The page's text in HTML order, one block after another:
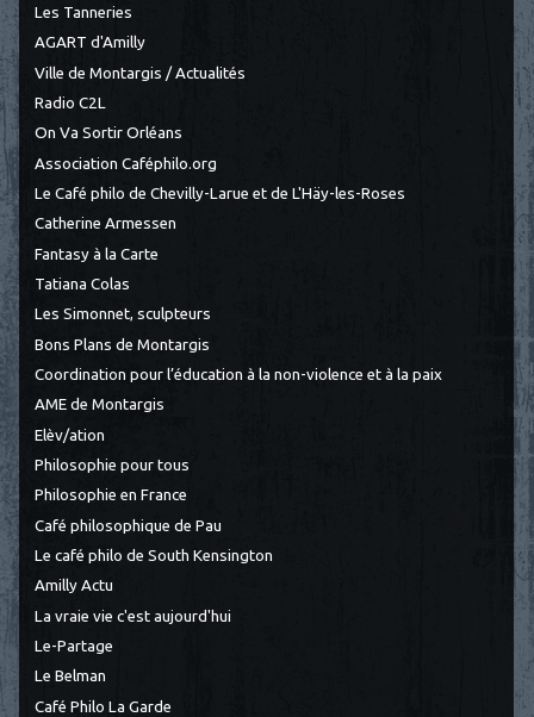
Les Tanneries
AGART d'Amilly
Ville de Montargis / Actualités
Radio C2L
On Va Sortir Orléans
Association Caféphilo.org
Le Café philo de Chevilly-Larue et de L'Häy-les-Roses
Catherine Armessen
Fantasy à la Carte
Tatiana Colas
Les Simonnet, sculpteurs
Bons Plans de Montargis
Coordination pour l’éducation à la non-violence et à la paix
AME de Montargis
Elèv/ation
Philosophie pour tous
Philosophie en France
Café philosophique de Pau
Le café philo de South Kensington
Amilly Actu
La vraie vie c'est aujourd'hui
Le-Partage
Le Belman
Café Philo La Garde